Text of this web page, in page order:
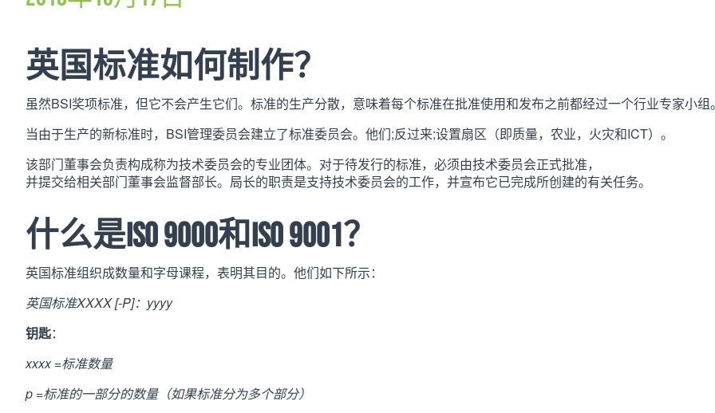
英国标准如何制作？
虽然BSI奖项标准，但它不会产生它们。标准的生产分散，意味着每个标准在批准使用和发布之前都经过一个行业专家小组
当由于生产的新标准时，BSI管理委员会建立了标准委员会。他们;反过来;设置扇区（即质量，农业，火灾和ICT）。
该部门董事会负责构成称为技术委员会的专业团体。对于待发行的标准，必须由技术委员会正式批准，
并提交给相关部门董事会监督部长。局长的职责是支持技术委员会的工作，并宣布它已完成所创建的有关任务。
什么是ISO 9000和ISO 9001？
英国标准组织成数量和字母课程，表明其目的。他们如下所示：
英国标准XXXX [-P]：yyyy
钥匙：
xxxx =标准数量
p =标准的一部分的数量（如果标准分为多个部分）